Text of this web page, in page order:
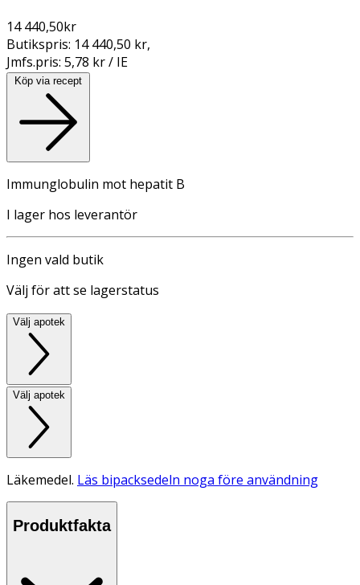
14 440,50kr
Butikspris: 14 440,50 kr,
Jmfs.pris: 5,78 kr / IE
Köp via recept
Immunglobulin mot hepatit B
I lager hos leverantör
Ingen vald butik
Välj för att se lagerstatus
Välj apotek
Välj apotek
Läkemedel. Läs bipacksedeln noga före användning
Produktfakta